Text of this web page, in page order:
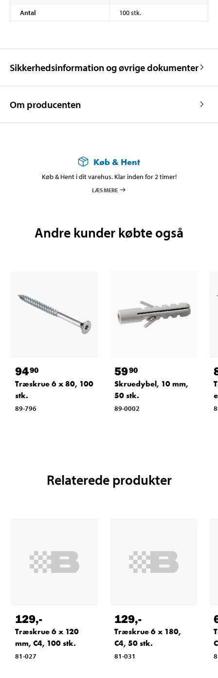
Antal
100 stk.
Sikkerhedsinformation og øvrige dokumenter
Om producenten
Køb & Hent
Køb & Hent i dit varehus. Klar inden for 2 timer!
LÆS MERE
Andre kunder købte også
9490
Træskrue 6 x 80, 100
stk.
89-796
5990
Skruedybel, 10 mm,
50 stk.
89-0002
Relaterede produkter
129,-
Træskrue 6 x 120
mm, C4, 100 stk.
81-027
129,-
Træskrue 6 x 180,
C4, 50 stk.
81-031